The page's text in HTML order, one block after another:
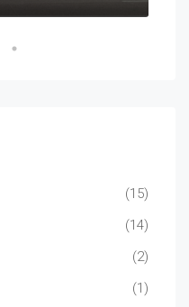
(15)
(14)
(2)
(1)